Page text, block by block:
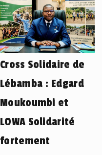
Cross Solidaire de
Lébamba : Edgard
Moukoumbi et
LOWA Solidarité
fortement